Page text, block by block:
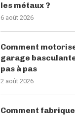
les métaux ?
6 août 2026
Comment
garage
pas à pas
2 août 2026
Comment